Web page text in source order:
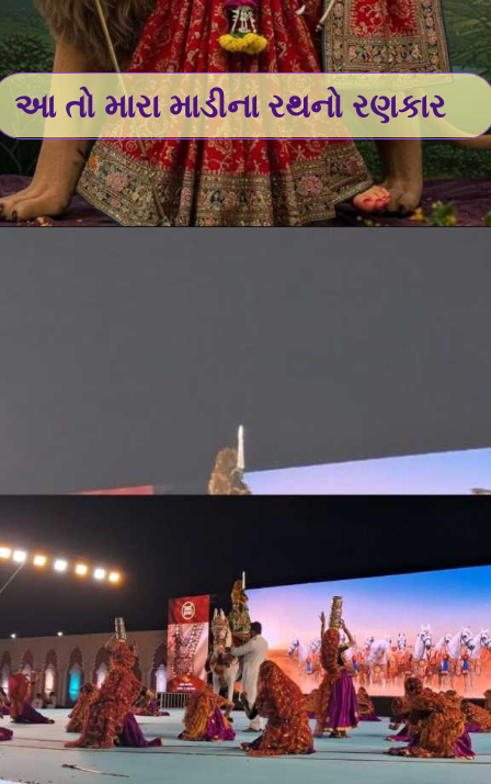
આ તો મારા માડીના રથનો રણકાર